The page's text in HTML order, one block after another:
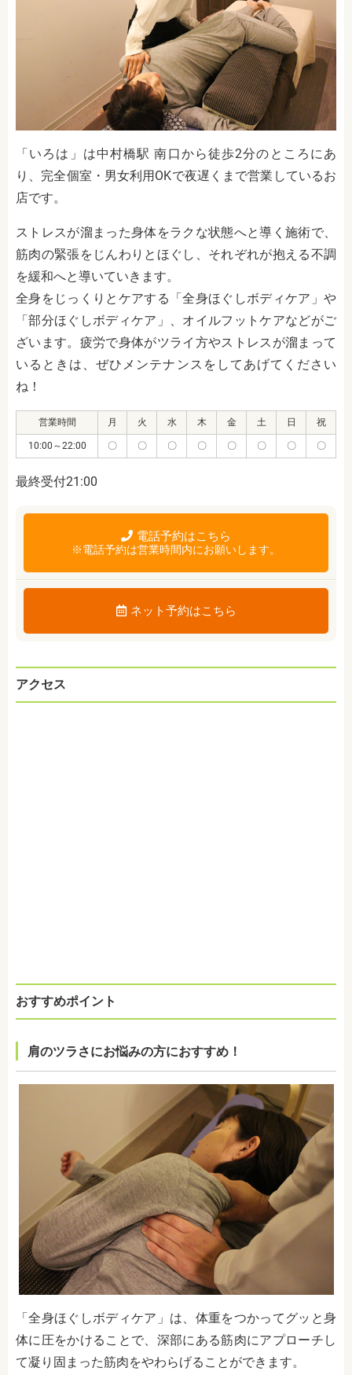
「いろは」は中村橋駅 南口から徒歩2分のところにあ
り、完全個室・男女利用OKで夜遅くまで営業しているお
店です。
ストレスが溜まった身体をラクな状態へと導く施術で、
筋肉の緊張をじんわりとほぐし、それぞれが抱える不調
を緩和へと導いていきます。
全身をじっくりとケアする「全身ほぐしボディケア」や
「部分ほぐしボディケア」、オイルフットケアなどがご
ざいます。疲労で身体がツライ方やストレスが溜まって
いるときは、ぜひメンテナンスをしてあげてください
ね！
営業時間 月 火 水 木 金 土 日 祝
10:00～22:00 〇 〇 〇 〇 〇 〇 〇 〇
最終受付21:00
電話予約はこちら
※電話予約は営業時間内にお願いします。
ネット予約はこちら
アクセス
おすすめポイント
肩のツラさにお悩みの方におすすめ！
「全身ほぐしボディケア」は、体重をつかってグッと身
体に圧をかけることで、深部にある筋肉にアプローチし
て凝り固まった筋肉をやわらげることができます。